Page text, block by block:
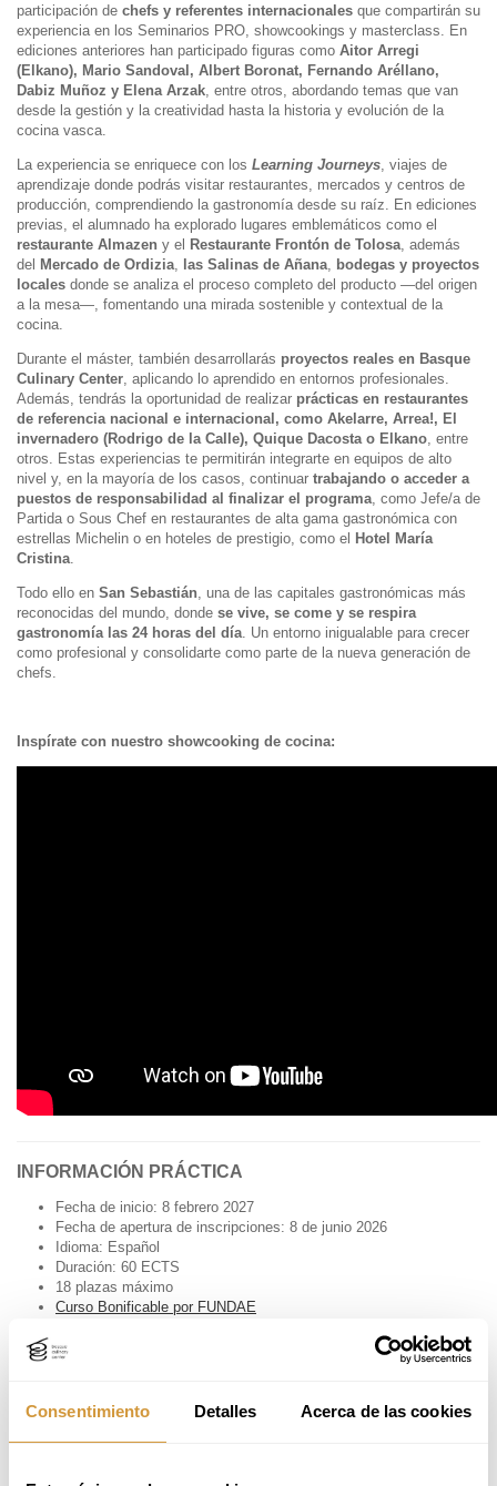
Consentimiento Detalles Acerca de las cookies
participación de chefs y referentes internacionales que compartirán su
experiencia en los Seminarios PRO, showcookings y masterclass. En
ediciones anteriores han participado figuras como Aitor Arregi
(Elkano), Mario Sandoval, Albert Boronat, Fernando Aréllano,
Dabiz Muñoz y Elena Arzak , entre otros, abordando temas que van
desde la gestión y la creatividad hasta la historia y evolución de la
cocina vasca.
La experiencia se enriquece con los Learning Journeys , viajes de
aprendizaje donde podrás visitar restaurantes, mercados y centros de
producción, comprendiendo la gastronomía desde su raíz. En ediciones
previas, el alumnado ha explorado lugares emblemáticos como el
restaurante Almazen y el Restaurante Frontón de Tolosa , además
del Mercado de Ordizia las Salinas de Añana
bodegas y proyectos
locales donde se analiza el proceso completo del producto —del origen
a la mesa—, fomentando una mirada sostenible y contextual de la
cocina.
Durante el máster, también desarrollarás proyectos reales en Basque
Culinary Center , aplicando lo aprendido en entornos profesionales.
Además, tendrás la oportunidad de realizar prácticas en restaurantes
de referencia nacional e internacional, como Akelarre, Arrea!, El
invernadero (Rodrigo de la Calle), Quique Dacosta o Elkano , entre
otros. Estas experiencias te permitirán integrarte en equipos de alto
nivel y, en la mayoría de los casos, continuar trabajando o acceder a
puestos de responsabilidad al finalizar el programa , como Jefe/a de
Partida o Sous Chef en restaurantes de alta gama gastronómica con
estrellas Michelin o en hoteles de prestigio, como el Hotel María
Cristina
Todo ello en San Sebastián , una de las capitales gastronómicas más
reconocidas del mundo, donde se vive, se come y se respira
gastronomía las 24 horas del día . Un entorno inigualable para crecer
como profesional y consolidarte como parte de la nueva generación de
chefs.
Inspírate con nuestro showcooking de cocina:
INFORMACIÓN PRÁCTICA
Fecha de inicio: 8 febrero 2027
Fecha de apertura de inscripciones: 8 de junio 2026
Idioma: Español
Duración: 60 ECTS
18 plazas máximo
Curso Bonificable por FUNDAE
Lugar de impartición: Basque Culinary Center
Período prácticas: de julio a octubre 2027
impartido por Basque Culinary Center